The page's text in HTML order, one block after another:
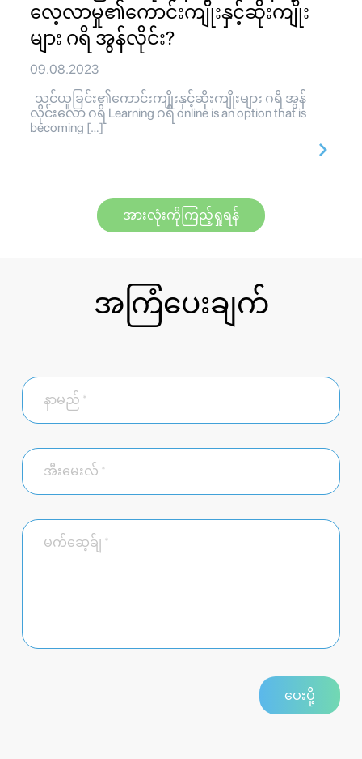
လေ့လာမှု၏ကောင်းကျိုးနှင့်ဆိုးကျိုး
များ ဂရိ အွန်လိုင်း?
09.08.2023
သင်ယူခြင်း၏ကောင်းကျိုးနှင့်ဆိုးကျိုးများ ဂရိ အွန်
လိုင်းလော ဂရိ Learning ဂရိ online is an option that is
becoming […]
အားလုံးကိုကြည့်ရှုရန်
အကြံပေးချက်